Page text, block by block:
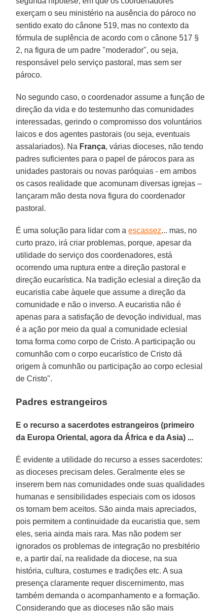
exerçam o seu ministério na ausência do pároco no
sentido exato do cânone 519, mas no contexto da
fórmula de suplência de acordo com o cânone 517 §
2, na figura de um padre "moderador", ou seja,
responsável pelo serviço pastoral, mas sem ser
pároco.
No segundo caso, o coordenador assume a função de
direção da vida e do testemunho das comunidades
interessadas, gerindo o compromisso dos voluntários
laicos e dos agentes pastorais (ou seja, eventuais
assalariados). Na França, várias dioceses, não tendo
padres suficientes para o papel de párocos para as
unidades pastorais ou novas paróquias - em ambos
os casos realidade que acomunam diversas igrejas –
lançaram mão desta nova figura do coordenador
pastoral.
É uma solução para lidar com aescassez... mas, no
curto prazo, irá criar problemas, porque, apesar da
utilidade do serviço dos coordenadores, está
ocorrendo uma ruptura entre a direção pastoral e
direção eucarística. Na tradição eclesial a direção da
eucaristia cabe àquele que assume a direção da
comunidade e não o inverso. A eucaristia não é
apenas para a satisfação de devoção individual, mas
é a ação por meio da qual a comunidade eclesial
toma forma como corpo de Cristo. A participação ou
comunhão com o corpo eucarístico de Cristo dá
origem à comunhão ou participação ao corpo eclesial
de Cristo".
Padres estrangeiros
E o recurso a sacerdotes estrangeiros (primeiro
da Europa Oriental, agora da África e da Asia) ...
É evidente a utilidade do recurso a esses sacerdotes:
as dioceses precisam deles. Geralmente eles se
inserem bem nas comunidades onde suas qualidades
humanas e sensibilidades especiais com os idosos
os tornam bem aceitos. São ainda mais apreciados,
pois permitem a continuidade da eucaristia que, sem
eles, seria ainda mais rara. Mas não podem ser
ignorados os problemas de integração no presbitério
e, a partir daí, na realidade da diocese, na sua
história, cultura, costumes e tradições etc. A sua
presença claramente requer discernimento, mas
também demanda o acompanhamento e a formação.
Considerando que as dioceses não são mais